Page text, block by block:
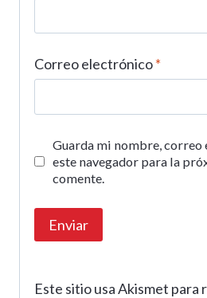
Correo electrónico*
Guarda mi nombre, correo
este navegador para la
comente.
Este sitio usa Akismet para